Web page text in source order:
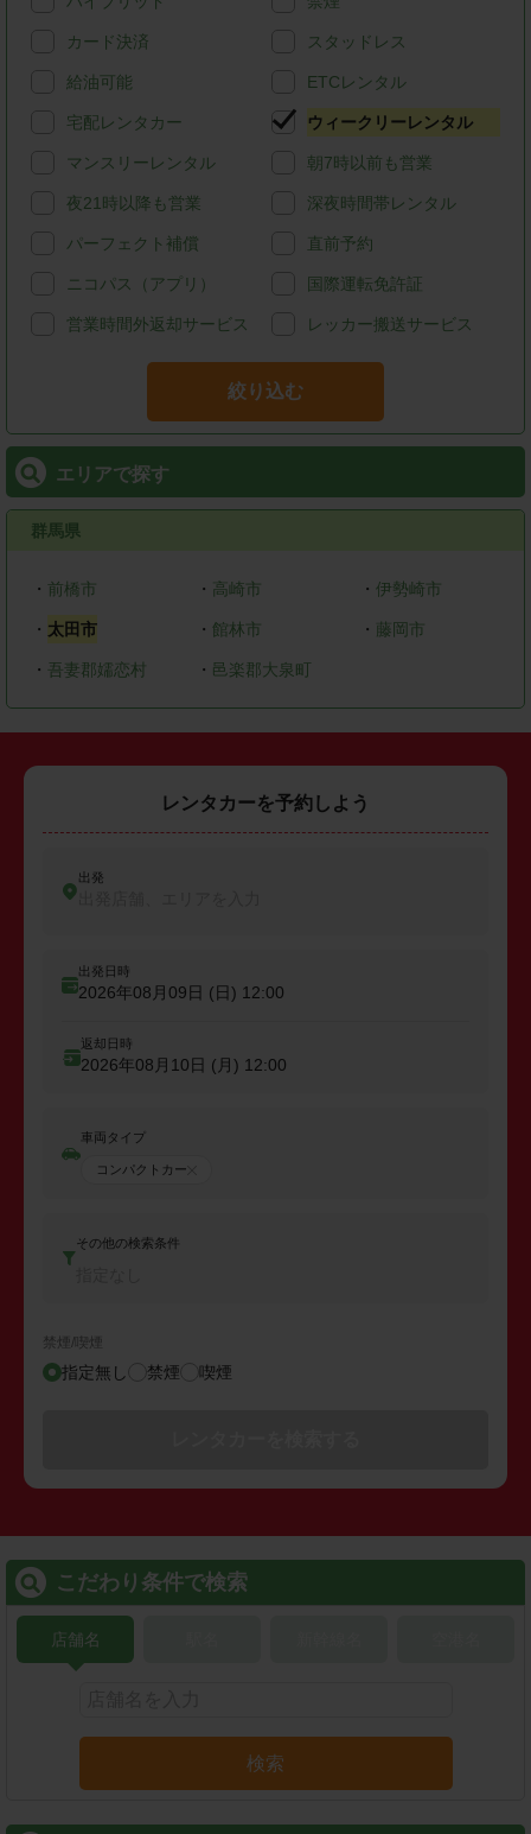
カード決済 スタッドレス
給油可能 ETCレンタル
宅配レンタカー ウィークリーレンタル
マンスリーレンタル 朝7時以前も営業
夜21時以降も営業 深夜時間帯レンタル
パーフェクト補償 直前予約
ニコパス（アプリ） 国際運転免許証
営業時間外返却サービス レッカー搬送サービス
絞り込む
エリアで探す
群馬県
・ 前橋市 ・ 高崎市 ・ 伊勢崎市
・ 太田市 ・ 館林市 ・ 藤岡市
・ 吾妻郡嬬恋村 ・ 邑楽郡大泉町
レンタカーを予約しよう
出発
出発日時
2026年08月09日 (日) 12:00
返却日時
2026年08月10日 (月) 12:00
車両タイプ
コンパクトカー
その他の検索条件
禁煙/喫煙
指定無し 禁煙 喫煙
こだわり条件で検索
店舗名
検索